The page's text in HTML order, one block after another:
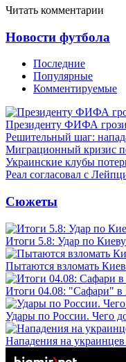
Читать комментарии
Новости футбола
Последние
Популярные
Комментируемые
Президенту ФИФА
Решительный шаг:
Миграционный кризис
Украинские клубы
Реал согласовал с
Сюжеты
Итоги 5.8: Удар по
Пытаются взломать
Итоги 04.08: "Сафари" в
Удары по России. Чего
Нападения на